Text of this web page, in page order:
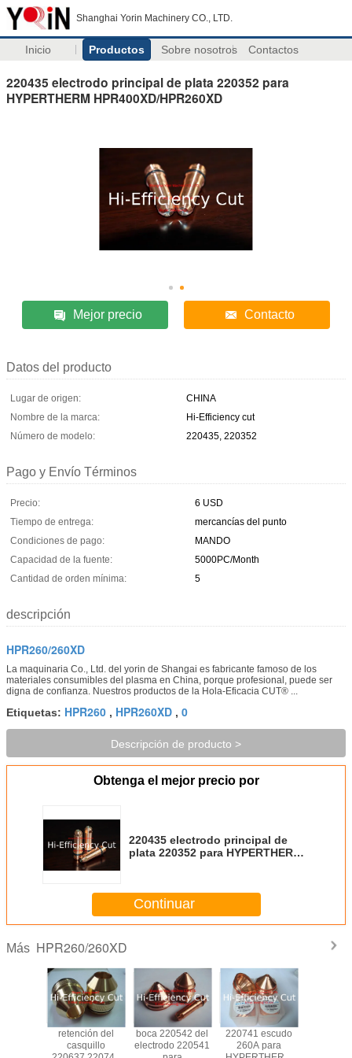
Shanghai Yorin Machinery CO., LTD.
Inicio Productos Sobre nosotros Contactos
220435 electrodo principal de plata 220352 para
HYPERTHERM HPR400XD/HPR260XD
Mejor precio Contacto
Datos del producto
Lugar de origen:
CHINA
Nombre de la marca:
Hi-Efficiency cut
Número de modelo:
220435, 220352
Pago y Envío Términos
Precio:
6 USD
Tiempo de entrega:
mercancías del punto
Condiciones de pago:
MANDO
Capacidad de la fuente:
5000PC/Month
Cantidad de orden mínima:
5
descripción
HPR260/260XD
La maquinaria Co., Ltd. del yorin de Shangai es fabricante famoso de los
materiales consumibles del plasma en China, porque profesional, puede ser
digna de confianza. Nuestros productos de la Hola-Eficacia CUT® ...
Etiquetas: HPR260 , HPR260XD , 0
Descripción de producto >
Obtenga el mejor precio por
220435 electrodo principal de
plata 220352 para HYPERTHERM
Continuar
Más HPR260/260XD
retención del
casquillo
boca 220542 del
electrodo 220541
220741 escudo
260A para